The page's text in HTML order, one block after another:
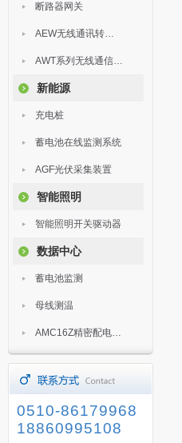
断路器网关
AEW无线通讯转换器
AWT系列无线通信终端
新能源
充电桩
蓄电池在线监测系统
AGF光伏采集装置
智能照明
智能照明开关驱动器
数据中心
蓄电池监测
母线测温
AMC16Z精密配电监控装置
0510-86179968
18860995108